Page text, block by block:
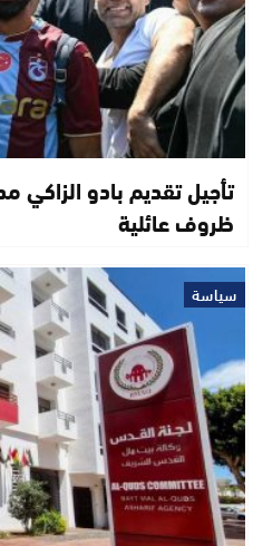
تأجيل تقديم بادو الزاكي
ظروف عائلية
سياسة